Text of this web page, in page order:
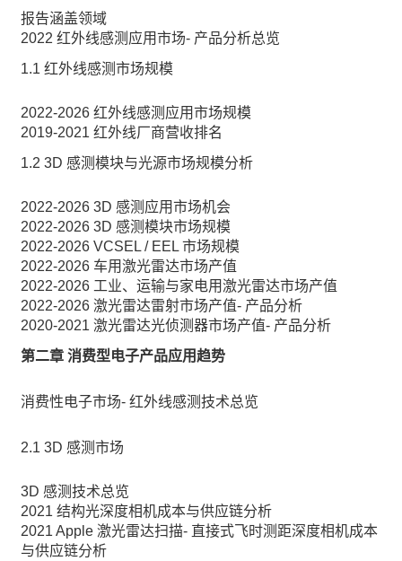
报告涵盖领域
2022 红外线感测应用市场- 产品分析总览
1.1 红外线感测市场规模
2022-2026 红外线感测应用市场规模
2019-2021 红外线厂商营收排名
1.2 3D 感测模块与光源市场规模分析
2022-2026 3D 感测应用市场机会
2022-2026 3D 感测模块市场规模
2022-2026 VCSEL / EEL 市场规模
2022-2026 车用激光雷达市场产值
2022-2026 工业、运输与家电用激光雷达市场产值
2022-2026 激光雷达雷射市场产值- 产品分析
2020-2021 激光雷达光侦测器市场产值- 产品分析
第二章 消费型电子产品应用趋势
消费性电子市场- 红外线感测技术总览
2.1 3D 感测市场
3D 感测技术总览
2021 结构光深度相机成本与供应链分析
2021 Apple 激光雷达扫描- 直接式飞时测距深度相机成本
与供应链分析